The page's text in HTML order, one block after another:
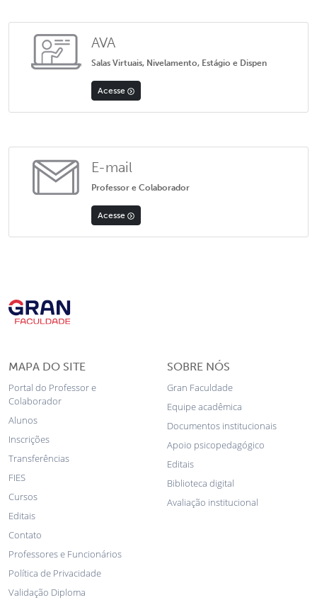
AVA
Salas Virtuais, Nivelamento, Estágio e Dispen
Acesse
E-mail
Professor e Colaborador
Acesse
MAPA DO SITE
Portal do Professor e
Colaborador
Alunos
Inscrições
Transferências
FIES
Cursos
Editais
Contato
Professores e Funcionários
Política de Privacidade
Validação Diploma
SOBRE NÓS
Gran Faculdade
Equipe acadêmica
Documentos institucionais
Apoio psicopedagógico
Editais
Biblioteca digital
Avaliação institucional